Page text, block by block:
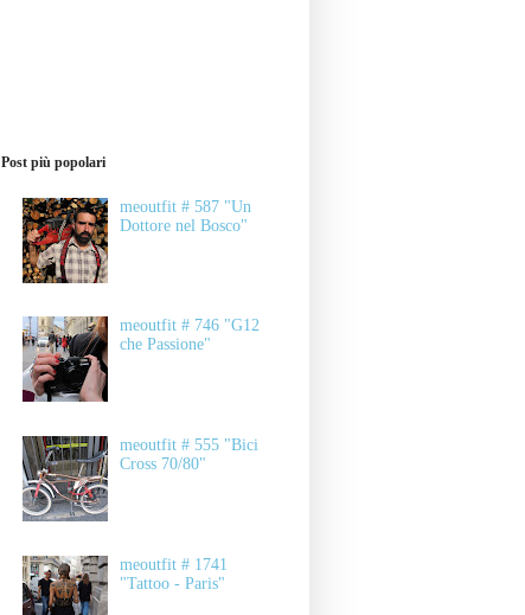
Post più popolari
meoutfit # 587 "Un
Dottore nel Bosco"
meoutfit # 746 "G12
che Passione"
meoutfit # 555 "Bici
Cross 70/80"
meoutfit # 1741
"Tattoo - Paris"